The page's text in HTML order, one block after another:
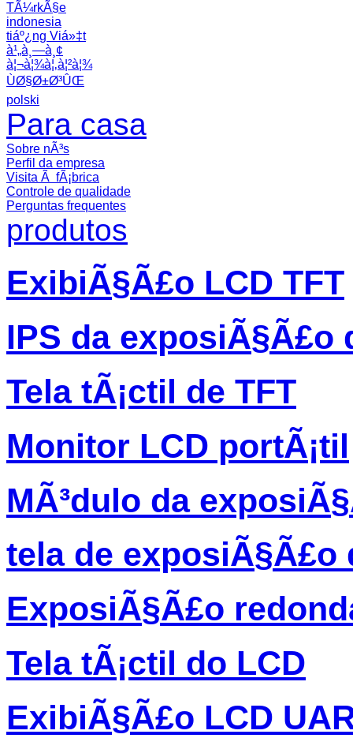
TÃ¼rkÃ§e
indonesia
tiáº¿ng Viá»‡t
à¹„à¸—à¸¢
à¦¬à¦¾à¦‚à¦²à¦¾
ÙØ§Ø±Ø³ÛŒ
polski
Para casa
Sobre nÃ³s
Perfil da empresa
Visita Ã fÃ¡brica
Controle de qualidade
Perguntas frequentes
produtos
ExibiÃ§Ã£o LCD TFT
IPS da exposiÃ§Ã£o
Tela tÃ¡ctil de TFT
Monitor LCD portÃ¡til
MÃ³dulo da
tela de exposiÃ§Ã£o
ExposiÃ§Ã£o
Tela tÃ¡ctil do LCD
ExibiÃ§Ã£o LCD